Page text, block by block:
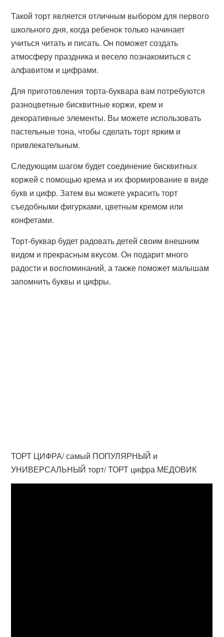
Такой торт является отличным выбором для первого
школьного дня, когда ребенок только начинает
учиться читать и писать. Он поможет создать
атмосферу праздника и весело познакомиться с
алфавитом и цифрами.
Для приготовления торта-буквара вам потребуются
разноцветные бисквитные коржи, крем и
декоративные элементы. Вы можете использовать
пастельные тона, чтобы сделать торт ярким и
привлекательным.
Следующим шагом будет соединение бисквитных
коржей с помощью крема и их формирование в виде
букв и цифр. Затем вы можете украсить торт
съедобными фигурками, цветным кремом или
конфетами.
Торт-буквар будет радовать детей своим внешним
видом и прекрасным вкусом. Он подарит много
радости и воспоминаний, а также поможет малышам
запомнить буквы и цифры.
ТОРТ ЦИФРА/ самый ПОПУЛЯРНЫЙ и
УНИВЕРСАЛЬНЫЙ торт/ ТОРТ цифра МЕДОВИК